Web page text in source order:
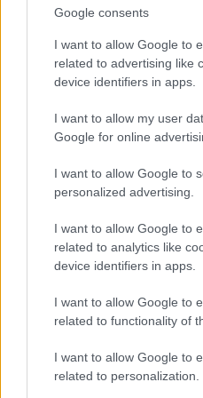
Google consents
I want to allow Google to
related to advertising like
device identifiers in apps.
I want to allow my user
Google for online
I want to allow Google to
personalized advertising.
I want to allow Google to
related to analytics like
device identifiers in apps.
I want to allow Google to
related to functionality of
I want to allow Google to
related to personalization.
védelmét tekintették
Mihály román király úgy
kiáltványt, hogy fel
visszaszerzésére. Ezzel
kiáltványában, sem a
parancsában nincs szó
hogy mivel a cseszkók és
fejezik be a háborút úgy a
területeket elveszítjük, a
részének megtartására
egy sikeres átállás esetén.
szabadkozva értesítette a
fegyverszünetről. Ezzel
köztisztviselőitől már
Gukker